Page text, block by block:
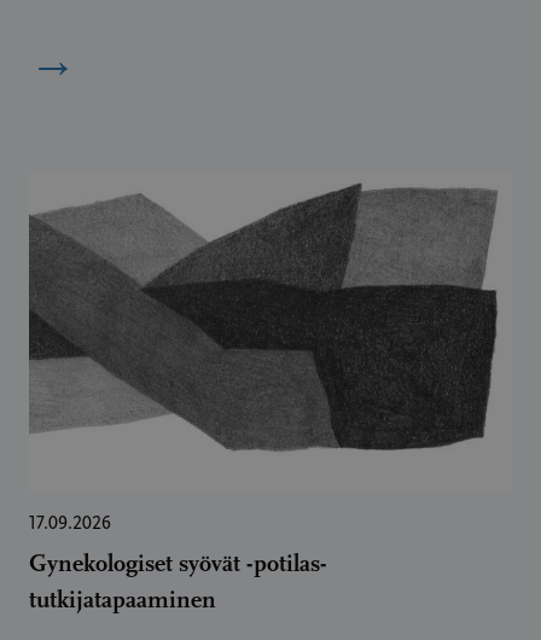
→
17.09.2026
Gynekologiset syövät -potilas-
tutkijatapaaminen